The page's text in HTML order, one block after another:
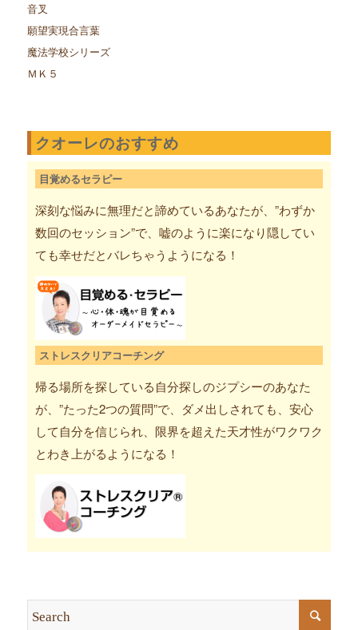
音叉
願望実現合言葉
魔法学校シリーズ
ＭＫ５
クオーレのおすすめ
目覚めるセラピー
深刻な悩みに無理だと諦めているあなたが、”わずか
数回のセッション”で、嘘のように楽になり隠してい
ても幸せだとバレちゃうようになる！
ストレスクリアコーチング
帰る場所を探している自分探しのジプシーのあなた
が、”たった2つの質問”で、ダメ出しされても、安心
して自分を信じられ、限界を超えた天才性がワクワク
とわき上がるようになる！